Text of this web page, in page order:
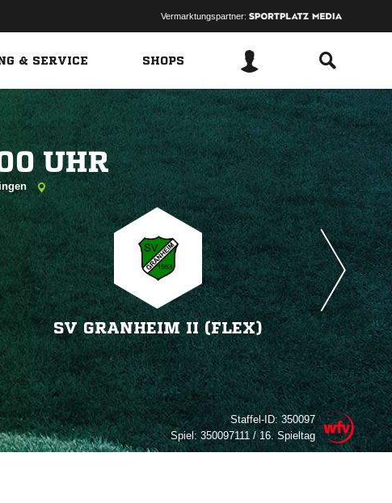
Vermarktungspartner:
& SERVICE SHOPS

SV GRANHEIM II (FLEX)
Staffel-ID:350097
Spiel:350097111 / 16. Spieltag